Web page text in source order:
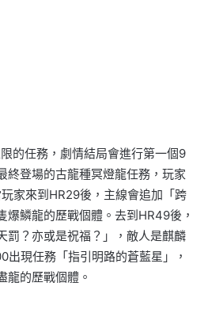
的任務，劇情結局會進行第一個9
終登場的古龍種冥燈龍任務，玩家
家來到HR29後，主線會追加「跨
爆鱗龍的歷戰個體。去到HR49後，
罰？亦或是祝福？」，敵人是麒麟
出現任務「指引明路的蒼藍星」，
龍的歷戰個體。